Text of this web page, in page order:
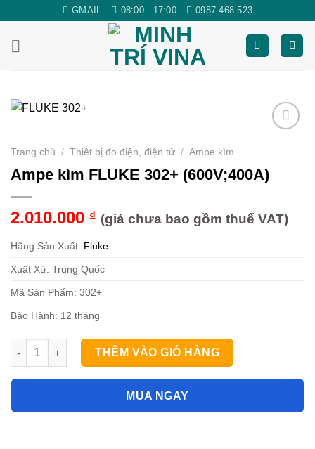
content
GMAIL 08:00 - 17:00 0987.468.523
Trang chủ / Thiêt bị đo điện, điện tử / Ampe kìm
Ampe kìm FLUKE 302+ (600V;400A)
2.010.000 ₫ (giá chưa bao gồm thuế VAT)
Hãng Sản Xuất: Fluke
Xuất Xứ: Trung Quốc
Mã Sản Phẩm: 302+
Bảo Hành: 12 tháng
Ampe kìm FLUKE 302+ (600V;400A) số lượng
THÊM VÀO GIỎ HÀNG
MUA NGAY